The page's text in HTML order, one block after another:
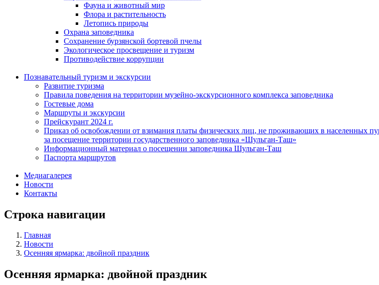
Фауна и животный мир
Флора и растительность
Летопись природы
Охрана заповедника
Сохранение бурзянской бортевой пчелы
Экологическое просвещение и туризм
Противодействие коррупции
Познавательный туризм и экскурсии
Развитие туризма
Правила поведения на территории музейно-экскурсионного комплекса заповедника
Гостевые дома
Маршруты и экскурсии
Прейскурант 2024 г.
Приказ об освобождении от взимания платы физических лиц, не проживающих в населенных
за посещение территории государственного заповедника «Шульган-Таш»
Информационный материал о посещении заповедника Шульган-Таш
Паспорта маршрутов
Медиагалерея
Новости
Контакты
Строка навигации
Главная
Новости
Осенняя ярмарка: двойной праздник
Осенняя ярмарка: двойной праздник